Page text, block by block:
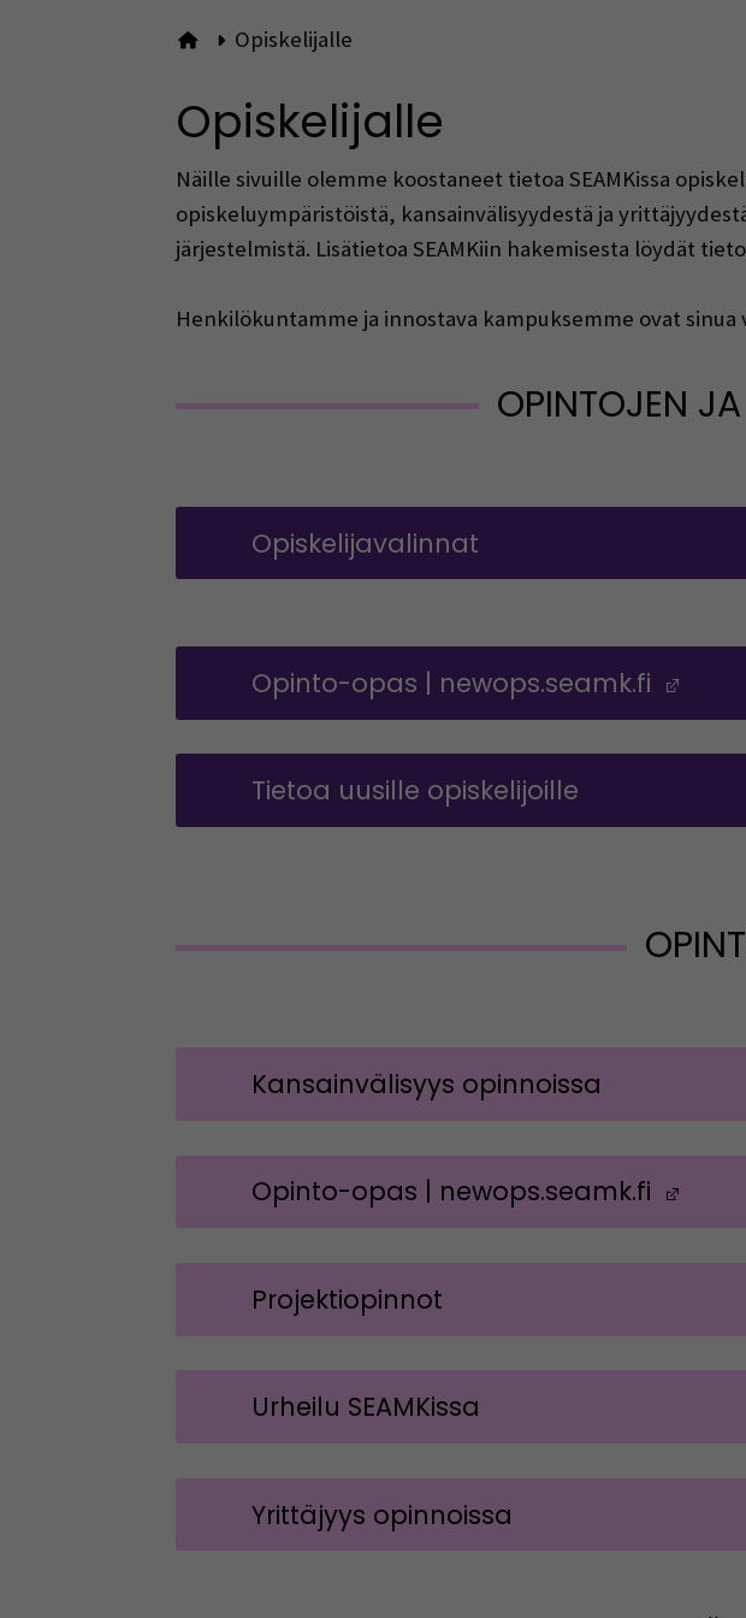
Etusivulle
Opiskelijalle
Opiskelijalle
Näille sivuille olemme koostaneet tietoa SEAMKissa
opiskeluympäristöistä, kansainvälisyydestä ja
järjestelmistä. Lisätietoa SEAMKiin hakemisesta löydät
Henkilökuntamme ja innostava kampuksemme ovat sinua
OPINTOJEN
Opiskelijavalinnat
Opinto-opas | newops.seamk.fi
Tietoa uusille opiskelijoille
Kansainvälisyys opinnoissa
Opinto-opas | newops.seamk.fi
Projektiopinnot
Urheilu SEAMKissa
Yrittäjyys opinnoissa